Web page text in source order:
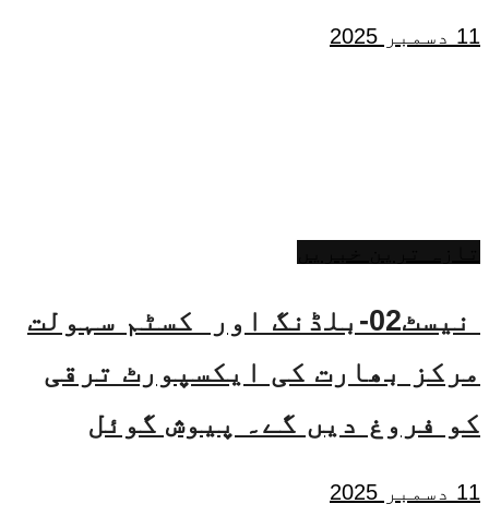
11 دسمبر 2025
نیسٹ02-بلڈنگ اور کسٹم سہولت
مرکز بھارت کی ایکسپورٹ ترقی
کو فروغ دیں گے۔ پیوش گوئل
11 دسمبر 2025